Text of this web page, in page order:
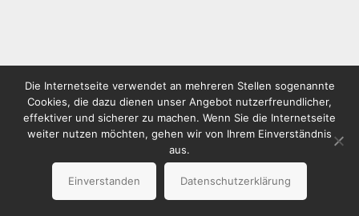
Die Internetseite verwendet an mehreren Stellen sogenannte
Cookies, die dazu dienen unser Angebot nutzerfreundlicher,
effektiver und sicherer zu machen. Wenn Sie die Internetseite
weiter nutzen möchten, gehen wir von Ihrem Einverständnis
aus.
Einverstanden Datenschutzerklärung